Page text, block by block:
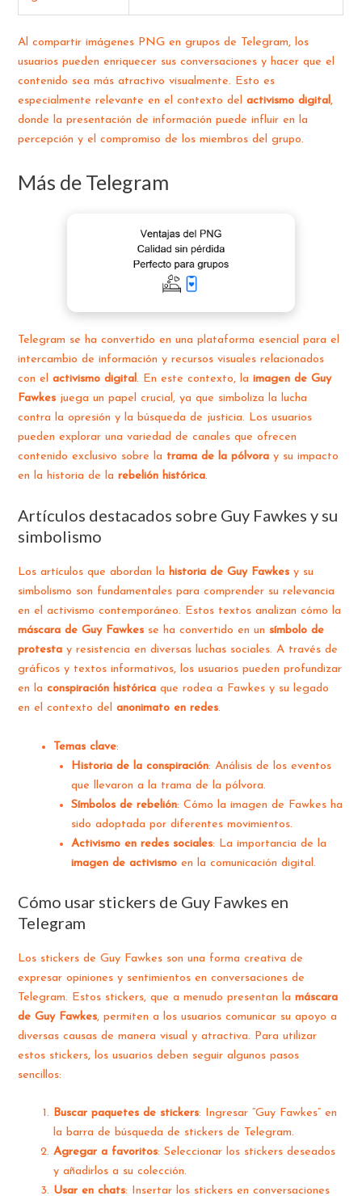
Al compartir imágenes PNG en grupos de Telegram, los
usuarios pueden enriquecer sus conversaciones y hacer que el
contenido sea más atractivo visualmente. Esto es
especialmente relevante en el contexto delactivismo digital,
donde la presentación de información puede influir en la
percepción y el compromiso de los miembros del grupo.
Más de Telegram
Telegram se ha convertido en una plataforma esencial para el
intercambio de información y recursos visuales relacionados
con elactivismo digital. En este contexto, laimagen de Guy
Fawkes juega un papel crucial, ya que simboliza la lucha
contra la opresión y la búsqueda de justicia. Los usuarios
pueden explorar una variedad de canales que ofrecen
contenido exclusivo sobre la trama de la pólvora y su impacto
en la historia de larebelión histórica.
Artículos destacados sobre Guy Fawkes y su
simbolismo
Los artículos que abordan lahistoria de Guy Fawkes y su
simbolismo son fundamentales para comprender su relevancia
en el activismo contemporáneo. Estos textos analizan cómo la
máscara de Guy Fawkes se ha convertido en unsímbolo de
protesta y resistencia en diversas luchas sociales. A través de
gráficos y textos informativos, los usuarios pueden profundizar
en laconspiración histórica que rodea a Fawkes y su legado
en el contexto delanonimato en redes.
Temas clave:
Historia de la conspiración: Análisis de los eventos
que llevaron a la trama de la pólvora.
Símbolos de rebelión: Cómo la imagen de Fawkes ha
sido adoptada por diferentes movimientos.
Activismo en redes sociales: La importancia de la
imagen de activismo en la comunicación digital.
Cómo usar stickers de Guy Fawkes en
Telegram
Los stickers de Guy Fawkes son una forma creativa de
expresar opiniones y sentimientos en conversaciones de
Telegram. Estos stickers, que a menudo presentan lamáscara
de Guy Fawkes, permiten a los usuarios comunicar su apoyo a
diversas causas de manera visual y atractiva. Para utilizar
estos stickers, los usuarios deben seguir algunos pasos
sencillos:
Buscar paquetes de stickers: Ingresar “Guy Fawkes” en
la barra de búsqueda de stickers de Telegram.
Agregar a favoritos: Seleccionar los stickers deseados
y añadirlos a su colección.
Usar en chats: Insertar los stickers en conversaciones